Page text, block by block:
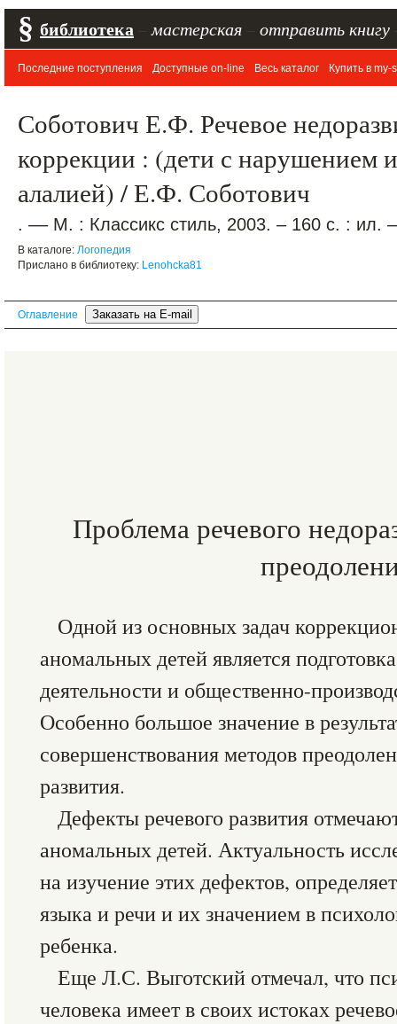
§ библиотека мастерская отправить книгу
Последние поступления Доступные on-line Весь каталог Купить в my-
Соботович Е.Ф. Речевое
коррекции : (дети с нарушением
алалией) / Е.Ф. Соботович
. –– М. : Классикс стиль, 2003. – 160 с. : ил.
В каталоге: Логопедия
Прислано в библиотеку: Lenohcka81
Оглавление
Проблема речевого
Одной из основных задач
аномальных детей является
деятельности и общественно-
Особенно большое значение в
совершенствования методов
развития.
Дефекты речевого развития
аномальных детей. Актуальность
на изучение этих дефектов,
языка и речи и их значением в
ребенка.
Еще Л.С. Выготский отмечал, что
человека имеет в своих истоках